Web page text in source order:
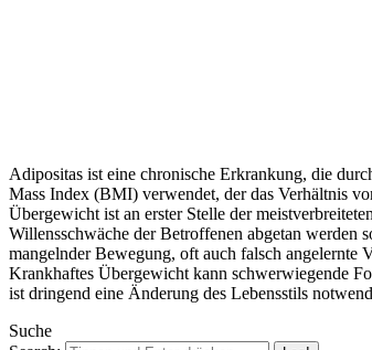
Adipositas ist eine chronische Erkrankung, die
Mass Index (BMI) verwendet, der das Verhältnis
Übergewicht ist an erster Stelle der
Willensschwäche der Betroffenen abgetan werden
mangelnder Bewegung, oft auch falsch angelernte
Krankhaftes Übergewicht kann schwerwiegende
ist dringend eine Änderung des Lebensstils
Suche